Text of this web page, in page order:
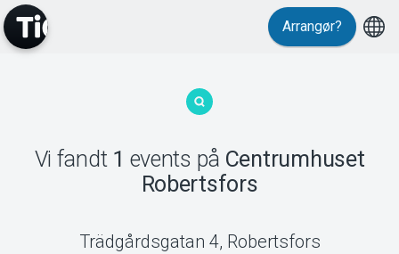
MyTickster
Support
Arrangør?
Vi fandt 1 events på Centrumhuset
Robertsfors
Trädgårdsgatan 4, Robertsfors